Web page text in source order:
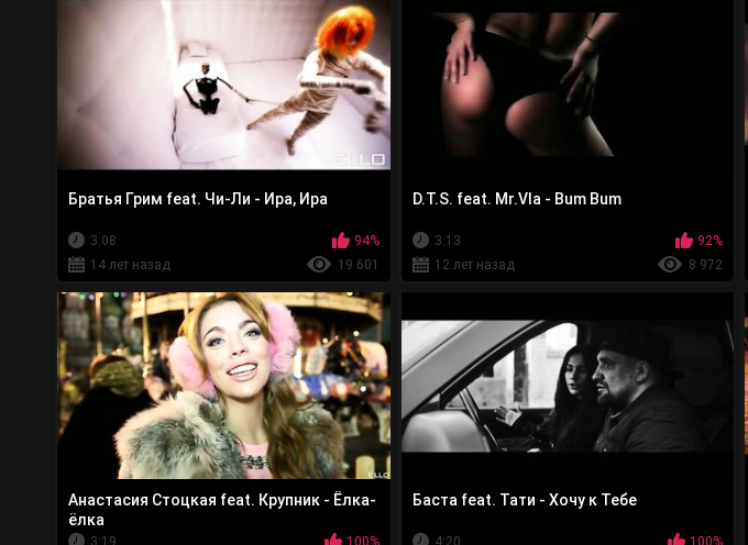
Братья Грим feat. Чи-Ли - Ира, Ира
3:08
94%
14 лет назад
19 601
D.T.S. feat. Mr.Vla - Bum Bum
3:13
92%
12 лет назад
8 972
Анастасия Стоцкая feat. Крупник - Ёлка-
ёлка
3:19 100%
Баста feat. Тати - Хочу к Тебе
4:20 100%